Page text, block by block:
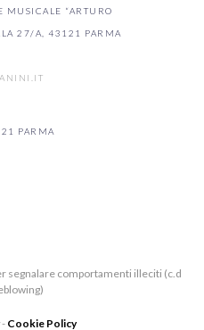
MUSICALE “ARTURO
27/A, 43121 PARMA
PARMA
segnalare comportamenti illeciti (c.d
- Cookie Policy